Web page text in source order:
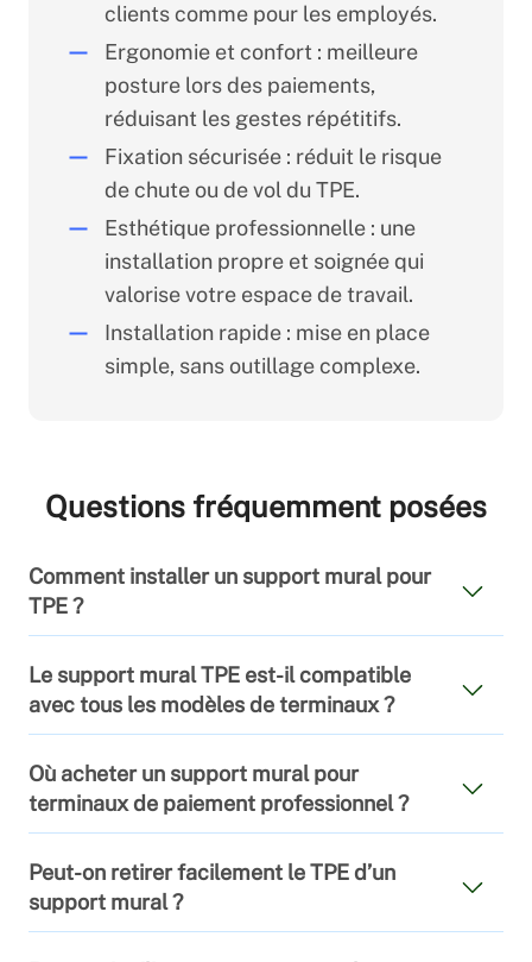
clients comme pour les employés.
Ergonomie et confort : meilleure
posture lors des paiements,
réduisant les gestes répétitifs.
Fixation sécurisée : réduit le risque
de chute ou de vol du TPE.
Esthétique professionnelle : une
installation propre et soignée qui
valorise votre espace de travail.
Installation rapide : mise en place
simple, sans outillage complexe.
Questions fréquemment posées
Comment installer un support mural pour
TPE ?
L’installation d’un support mural pour TPE est simple :
les supports sont livrés avec un kit de visserie, un
Le support mural TPE est-il compatible
avec tous les modèles de terminaux ?
La majorité des supports muraux TPE sont
compatibles avec des marques comme Ingenico,
Verifone ou Pax. Il est toutefois essentiel de vérifier la
de paiement.
Où acheter un support mural pour
terminaux de paiement professionnel ?
Vous pouvez trouver des supports muraux pour
terminaux de paiement dans les boutiques
spécialisées en matériel de point de vente ou
Peut-on retirer facilement le TPE d’un
support mural ?